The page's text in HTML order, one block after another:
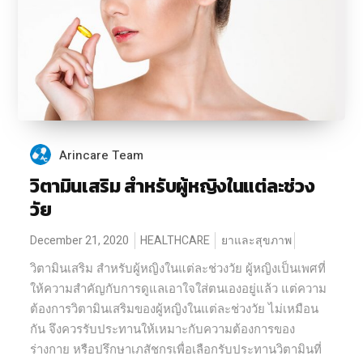
Arincare Team
วิตามินเสริม สำหรับผู้หญิงในแต่ละช่วง
วัย
December 21, 2020 HEALTHCARE ยาและสุขภาพ
วิตามินเสริม สำหรับผู้หญิงในแต่ละช่วงวัย ผู้หญิงเป็นเพศที่
ให้ความสำคัญกับการดูแลเอาใจใส่ตนเองอยู่แล้ว แต่ความ
ต้องการวิตามินเสริมของผู้หญิงในแต่ละช่วงวัย ไม่เหมือน
กัน จึงควรรับประทานให้เหมาะกับความต้องการของ
ร่างกาย หรือปรึกษาเภสัชกรเพื่อเลือกรับประทานวิตามินที่